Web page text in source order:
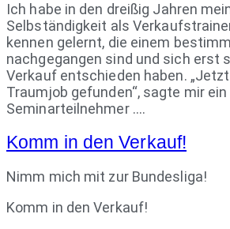
Ich habe in den dreißig Jahren
Selbständigkeit als
kennen gelernt, die einem
nachgegangen sind und sich erst
Verkauf entschieden haben.
Traumjob gefunden“, sagte mir
Seminarteilnehmer ….
Komm in den Verkauf!
Nimm mich mit zur Bundesliga!
Komm in den Verkauf!